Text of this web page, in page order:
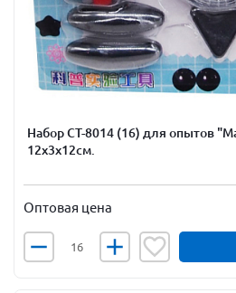
Набор CT-8014 (16) для опытов
12х3х12см.
Оптовая цена